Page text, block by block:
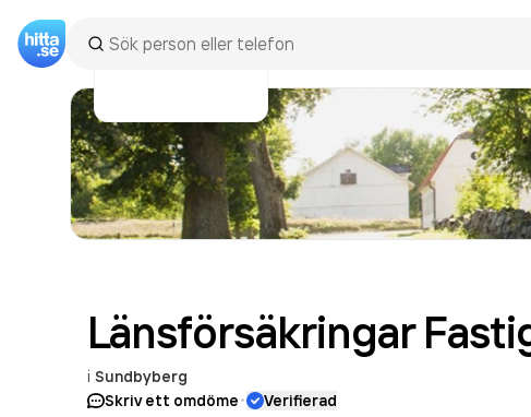
Länsförsäkringar
i Sundbyberg
Skriv ett omdöme· Verifierad